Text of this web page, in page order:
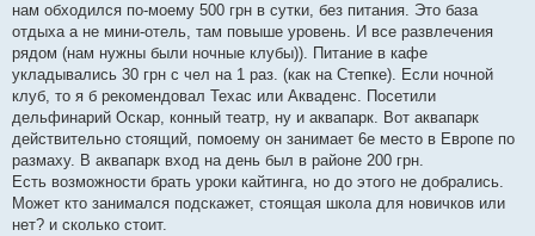
нам обходился по-моему 500 грн в сутки, без питания. Это база
отдыха а не мини-отель, там повыше уровень. И все развлечения
рядом (нам нужны были ночные клубы)). Питание в кафе
укладывались 30 грн с чел на 1 раз. (как на Степке). Если ночной
клуб, то я б рекомендовал Техас или Акваденс. Посетили
дельфинарий Оскар, конный театр, ну и аквапарк. Вот аквапарк
действительно стоящий, помоему он занимает 6е место в Европе по
размаху. В аквапарк вход на день был в районе 200 грн.
Есть возможности брать уроки кайтинга, но до этого не добрались.
Может кто занимался подскажет, стоящая школа для новичков или
нет? и сколько стоит.